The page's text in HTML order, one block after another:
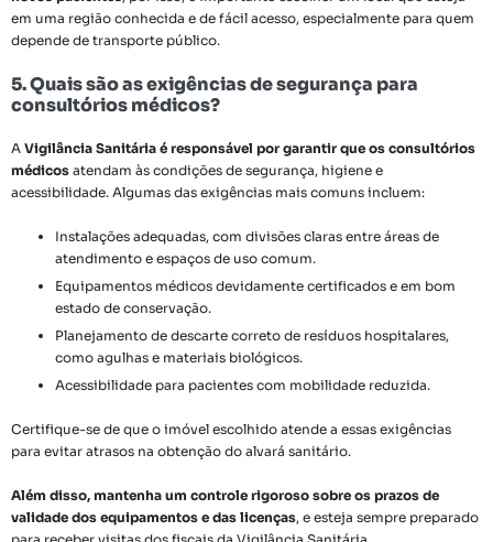
em uma região conhecida e de fácil acesso, especialmente para quem
depende de transporte público.
5. Quais são as exigências de segurança para
consultórios médicos?
A Vigilância Sanitária é responsável por garantir que os consultórios
médicos atendam às condições de segurança, higiene e
acessibilidade. Algumas das exigências mais comuns incluem:
Instalações adequadas, com divisões claras entre áreas de
atendimento e espaços de uso comum.
Equipamentos médicos devidamente certificados e em bom
estado de conservação.
Planejamento de descarte correto de resíduos hospitalares,
como agulhas e materiais biológicos.
Acessibilidade para pacientes com mobilidade reduzida.
Certifique-se de que o imóvel escolhido atende a essas exigências
para evitar atrasos na obtenção do alvará sanitário.
Além disso, mantenha um controle rigoroso sobre os prazos de
validade dos equipamentos e das licenças, e esteja sempre preparado